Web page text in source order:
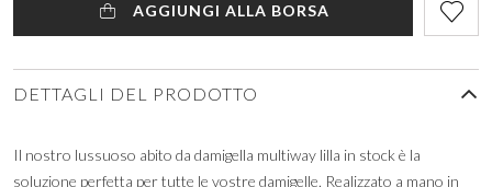
AGGIUNGI ALLA BORSA
DETTAGLI DEL PRODOTTO
Il nostro lussuoso abito da damigella multiway lilla in stock è la
soluzione perfetta per tutte le vostre damigelle. Realizzato a mano in